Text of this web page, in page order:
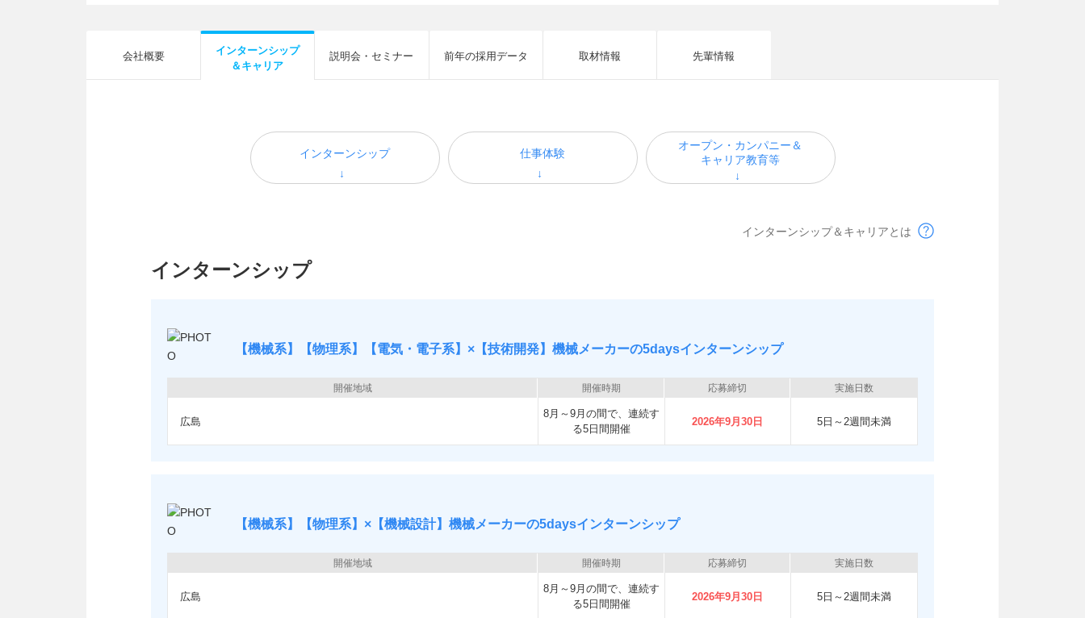
会社概要
インターンシップ
＆キャリア
説明会・セミナー 前年の採用データ 取材情報 先輩情報
インターンシップ 仕事体験
オープン・カンパニー＆
キャリア教育等
インターンシップ＆キャリアとは
インターンシップ
【機械系】【物理系】【電気・電子系】×【技術開発】機械メーカーの5daysインターンシップ
開催地域
広島
開催時期
8月～9月の間で、連続す
る5日間開催
応募締切
2026年9月30日
実施日数
5日～2週間未満
【機械系】【物理系】×【機械設計】機械メーカーの5daysインターンシップ
開催地域
広島
開催時期
8月～9月の間で、連続す
る5日間開催
応募締切
2026年9月30日
実施日数
5日～2週間未満